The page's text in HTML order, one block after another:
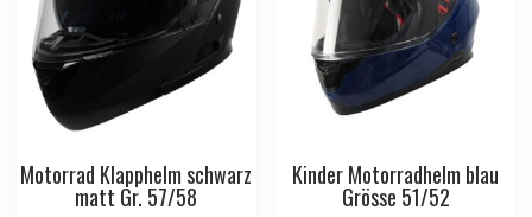
Motorrad Klapphelm schwarz
matt Gr. 57/58
Kinder Motorradhelm blau
Grösse 51/52